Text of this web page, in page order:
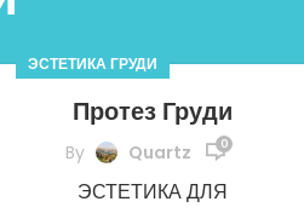
ЭСТЕТИКА ГРУДИ
Протез Груди
By Quartz 0
ЭСТЕТИКА ДЛЯ